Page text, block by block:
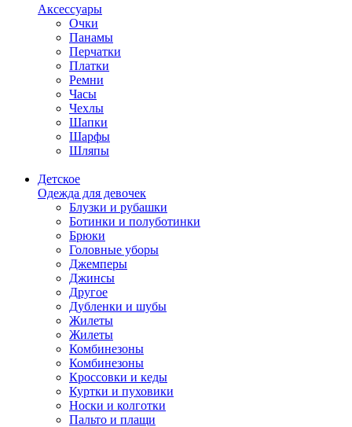
Аксессуары
Очки
Панамы
Перчатки
Платки
Ремни
Часы
Чехлы
Шапки
Шарфы
Шляпы
Детское
Одежда для девочек
Блузки и рубашки
Ботинки и полуботинки
Брюки
Головные уборы
Джемперы
Джинсы
Другое
Дубленки и шубы
Жилеты
Жилеты
Комбинезоны
Комбинезоны
Кроссовки и кеды
Куртки и пуховики
Носки и колготки
Пальто и плащи